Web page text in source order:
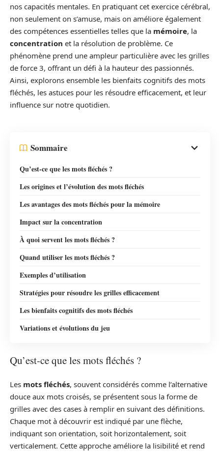
nos capacités mentales. En pratiquant cet exercice cérébral,
non seulement on s’amuse, mais on améliore également
des compétences essentielles telles que la mémoire, la
concentration et la résolution de problème. Ce
phénomène prend une ampleur particulière avec les grilles
de force 3, offrant un défi à la hauteur des passionnés.
Ainsi, explorons ensemble les bienfaits cognitifs des mots
fléchés, les astuces pour les résoudre efficacement, et leur
influence sur notre quotidien.
Sommaire
Qu’est-ce que les mots fléchés ?
Les origines et l’évolution des mots fléchés
Les avantages des mots fléchés pour la mémoire
Impact sur la concentration
À quoi servent les mots fléchés ?
Quand utiliser les mots fléchés ?
Exemples d’utilisation
Stratégies pour résoudre les grilles efficacement
Les bienfaits cognitifs des mots fléchés
Variations et évolutions du jeu
Qu’est-ce que les mots fléchés ?
Les mots fléchés, souvent considérés comme l’alternative
douce aux mots croisés, se présentent sous la forme de
grilles avec des cases à remplir en suivant des définitions.
Chaque mot à découvrir est indiqué par une flèche,
indiquant son orientation, soit horizontalement, soit
verticalement. Cette approche améliore la lisibilité et rend